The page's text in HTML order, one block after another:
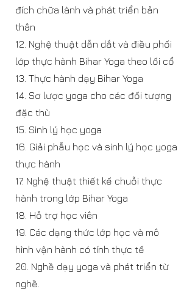
đích chữa lành và phát triển bản
thân
12. Nghệ thuật dẫn dắt và điều phối
lớp thực hành Bihar Yoga theo lối cổ
13. Thực hành dạy Bihar Yoga
14. Sơ lược yoga cho các đối tượng
đặc thù
15. Sinh lý học yoga
16. Giải phẫu học và sinh lý học yoga
thực hành
17. Nghệ thuật thiết kế chuỗi thực
hành trong lớp Bihar Yoga
18. Hỗ trợ học viên
19. Các dạng thức lớp học và mô
hình vận hành có tính thực tế
20. Nghề dạy yoga và phát triển từ
nghề.